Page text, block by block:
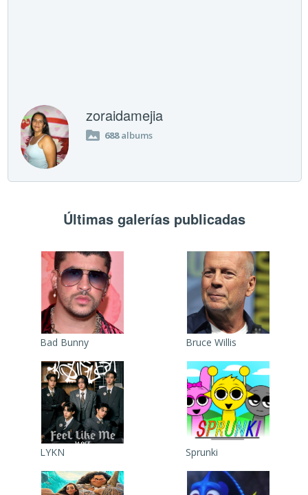
zoraidamejia
688albums
Últimas galerías publicadas
Bad Bunny Bruce Willis
LYKN Sprunki